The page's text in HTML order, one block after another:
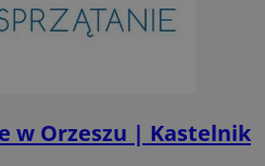
w Orzeszu | Kastelnik